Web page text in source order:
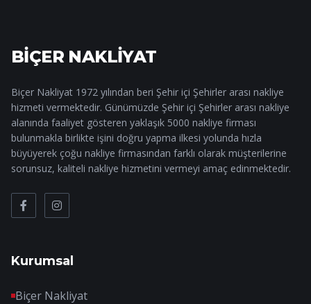
BİÇER NAKLİYAT
Biçer Nakliyat 1972 yılından beri Şehir içi Şehirler arası nakliye
hizmeti vermektedir. Günümüzde Şehir içi Şehirler arası nakliye
alanında faaliyet gösteren yaklaşık 5000 nakliye firması
bulunmakla birlikte işini doğru yapma ilkesi yolunda hızla
büyüyerek çoğu nakliye firmasından farklı olarak müşterilerine
sorunsuz, kaliteli nakliye hizmetini vermeyi amaç edinmektedir.
Kurumsal
Biçer Nakliyat